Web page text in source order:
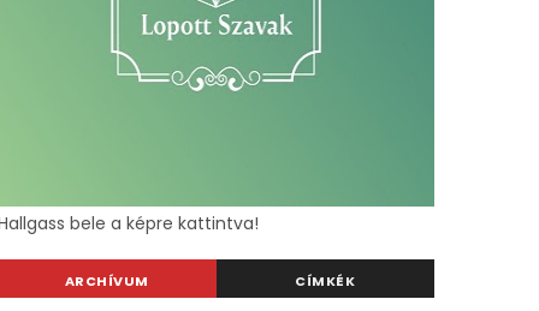
bele a képre kattintva!
ARCHÍVUM CÍMKÉK